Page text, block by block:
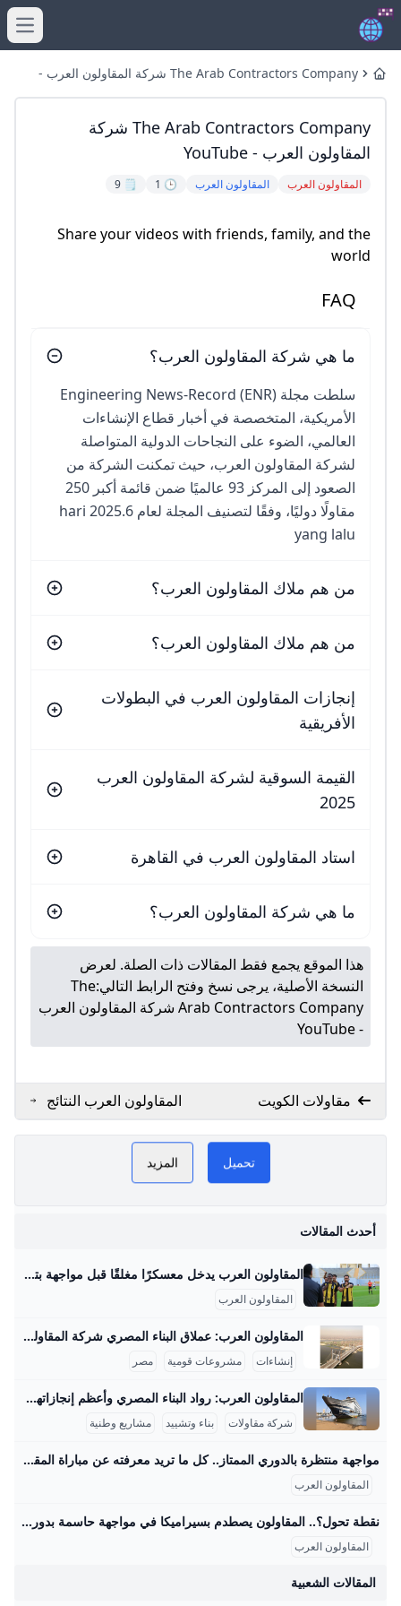
Home
The Arab Contractors Company شركة المقاولون العرب -
The Arab Contractors Company شركة
المقاولون العرب - YouTube
المقاولون العرب المقاولون العرب 🕒 1
🗒️ 9
Share your videos with friends, family, and the
world
FAQ
ما هي شركة المقاولون العرب؟
سلطت مجلة Engineering News-Record (ENR)
الأمريكية، المتخصصة في أخبار قطاع الإنشاءات
العالمي، الضوء على النجاحات الدولية المتواصلة
لشركة المقاولون العرب، حيث تمكنت الشركة من
الصعود إلى المركز 93 عالميًا ضمن قائمة أكبر 250
مقاولًا دوليًا، وفقًا لتصنيف المجلة لعام 2025.6 hari
yang lalu
من هم ملاك المقاولون العرب؟
من هم ملاك المقاولون العرب؟
إنجازات المقاولون العرب في البطولات
الأفريقية
القيمة السوقية لشركة المقاولون العرب
2025
استاد المقاولون العرب في القاهرة
ما هي شركة المقاولون العرب؟
هذا الموقع يجمع فقط المقالات ذات الصلة. لعرض
النسخة الأصلية، يرجى نسخ وفتح الرابط التالي:The
Arab Contractors Company شركة المقاولون العرب
- YouTube
مقاولات الكويت
المقاولون العرب النتائج
والإحصائيات وأبرز
اللقطات. كووورةالمقاولون العرب GoGoGo
PLAY NOW
تحميل المزيد
أحدث المقالات
المقاولون العرب يدخل معسكرًا مغلقًا قبل مواجهة بتروجت.. مكى يعترف بأزمة الهجوم يدخل فريق المقاولون العرب الأول لكرة القدم، تحت قيادة مدربه محمد مكي، معسكراً مغلقاً اليوم الأحد، استعداداً لمواجهة بتروجت في الجولة الأحد 24/أغسطس/2025 - 06:24 ص 8/24/2025 6:24:01 AM المقاولون العرب شيماء أبو قمر شارك طباعة يدخل فريق المقاولون العرب، تحت قيادة مدربه محمد مكي، معسكرًا مغلقًا اليوم الأحد، استعدادًا لمواجهة بتروجت في الجولة الرابعة من الدوري المصري الممتاز لموسم 2025-2026، والمقرر إقامتها غدًا الإثنين في التاسعة مساءً على استاد بتروسبورت.
المقاولون العرب
المقاولون العرب: عملاق البناء المصري شركة المقاولون العرب هي من أكبر شركات المقاولات في الشرق الأوسط وأفريقيا، وتمتلك خبرة تزيد عن 70 عامًا في تنفيذ مشروعات عملاقة بداخل مصر وخارجها. من أبرز المشروعات القومية التي تشرف عليها الشركة في مصر مشروع محور روض الفرج الذي يبلغ طوله حوالي 16.7 كم، ويربط شرق القاهرة بالطريق الإسكندرية الصحراوي مرورًا بنهر النيل، ويُعتبر هذا المشروع هو أول جسر معلق ضخم يتم تنفيذه بأيدي مصرية فقط، حيث يعمل فيه حوالي 4000 مهندس وفني وعامل بالإضافة إلى استخدام معدات ثقيلة ومتطورة.
إنشاءات مشروعات قومية مصر
المقاولون العرب: رواد البناء المصري وأعظم إنجازاتهم المقاولون العرب هي شركة مصرية عريقة في مجال المقاولات والبناء، لها تاريخ غني ومشهود يمتد لأكثر من نصف قرن، بدأت كشركة صغيرة في الأربعينيات حتى أصبحت أحد عمالقة المقاولات في الشرق الأوسط وأفريقيا. قام بتأسيسها المهندس عثمان أحمد عثمان عام 1955، وهو شخصية بارزة صنعت تاريخًا في مجال البناء، وقاد الشركة نحو إنجازات ضخمة خلدتها ذاكرة مصر والعالم العربي. واحدة من أعظم إنجازات المقاولون العرب هي مشاركتها في بناء السد العالي في أسوان، المشروع الذي يعتبر علامة فارقة في الهندسة الوطنية المصرية.
شركة مقاولات بناء وتشييد مشاريع وطنية
مواجهة منتظرة بالدوري الممتاز.. كل ما تريد معرفته عن مباراة المقاولون العرب وسيراميكا كليوباترا والقنوات الناقلة – جريدة مانشيت تتجه أنظار عشاق كرة القدم المصرية مساء اليوم الجمعة الموافق 29 أغسطس 2025 نحو ملعب عثمان أحمد عثمان، حيث يشهد افتتاح الجولة الخامسة من الدوري المصري الممتاز اقرأ أيضًا:اليوم.. موعد مباراة الزمالك وسيراميكا في الدوري المصري والقنوات الناقلة القنوات الناقلة لمواجهة المقاولون وسيراميكا كليوباترا يمكن للمشجعين متابعة أحداث مباراة المقاولون العرب وسيراميكا كليوباترا مباشرةً وحصريًا عبر شاشات مجموعة قنوات أون سبورت. تُعد هذه القنوات الناقل الرسمي والوحيد لجميع مباريات مسابقة الدوري المصري الممتاز، مما يضمن تغطية شاملة للمباراة المرتقبة بين الفريقين مع استوديو تحليلي قبل وبعد اللقاء لمناقشة كل التفاصيل الفنية والتكتيكية.
المقاولون العرب
نقطة تحول؟.. المقاولون يصطدم بسيراميكا في مواجهة حاسمة بدوري nile اليوم – جريدة مانشيت يسعى فريق المقاولون العرب لتحقيق انتصاره الأول في الدوري المصري الممتاز عندما يستضيف سيراميكا كليوباترا مساء اليوم الجمعة في تمام الساعة السادسة، ضمن افتتاح اقرأ أيضًا:الموقف الأصعب على الإطلاق؟.. روبرتسون يفجر مفاجأة بشأن رحيل جوتا وتأثيره على ليفربول طموحات متباينة للفريقين في الدوري المصري يبحث المقاولون العرب، بقيادة مدربه محمد مكي، عن تحقيق نتيجة إيجابية تكسر سلسلة التعادلات والخسائر التي حققها الفريق في الجولات الماضية. اكتفى ذئاب الجبل بتعادلين وخسارة واحدة، كانت آخرها أمام بتروجت بهدف نظيف، مما يضعهم في موقف صعب في جدول الترتيب.
المقاولون العرب
المقالات الشعبية